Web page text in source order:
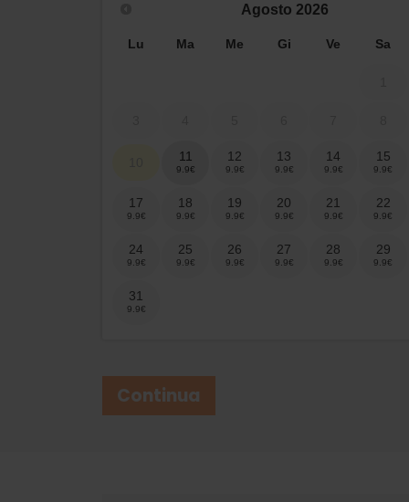
Agosto 2026
Lu Ma Me Gi Ve Sa
11 12 13 14 15
17 18 19 20 21 22
24 25 26 27 28 29
31
Continua